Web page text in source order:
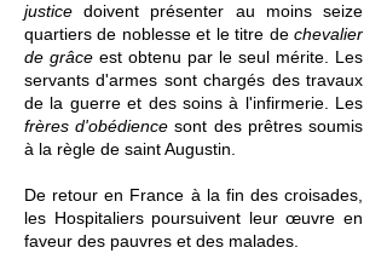
justice doivent présenter au moins seize
quartiers de noblesse et le titre de chevalier
de grâce est obtenu par le seul mérite. Les
servants d'armes sont chargés des travaux
de la guerre et des soins à l'infirmerie. Les
frères d'obédience sont des prêtres soumis
à la règle de saint Augustin.
De retour en France à la fin des croisades,
les Hospitaliers poursuivent leur œuvre en
faveur des pauvres et des malades.